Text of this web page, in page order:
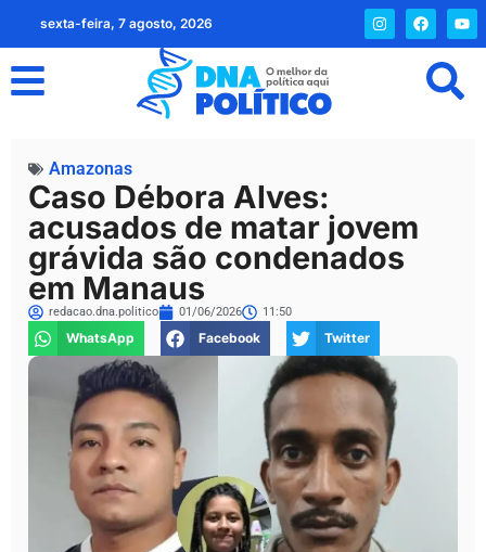
sexta-feira, 7 agosto, 2026
Amazonas
Caso Débora Alves:
acusados de matar jovem
grávida são condenados
em Manaus
redacao.dna.politico 01/06/2026 11:50
WhatsApp Facebook Twitter